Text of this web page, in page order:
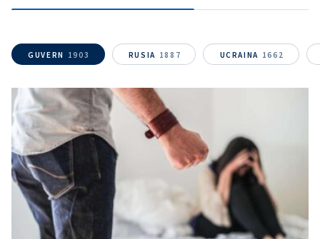
GUVERN 1903 RUSIA 1887 UCRAINA 1662